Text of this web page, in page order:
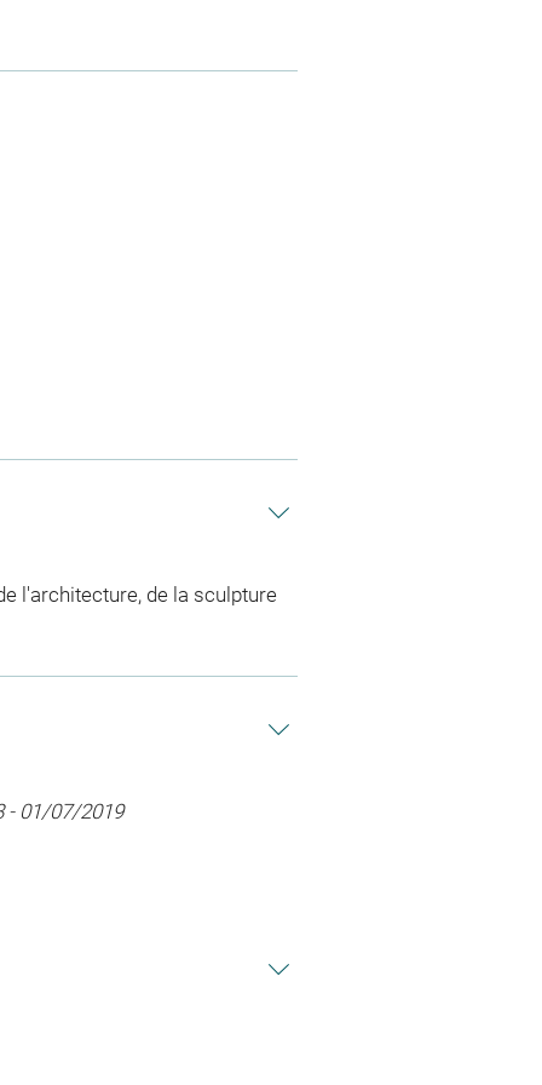
l'architecture, de la sculpture
- 01/07/2019